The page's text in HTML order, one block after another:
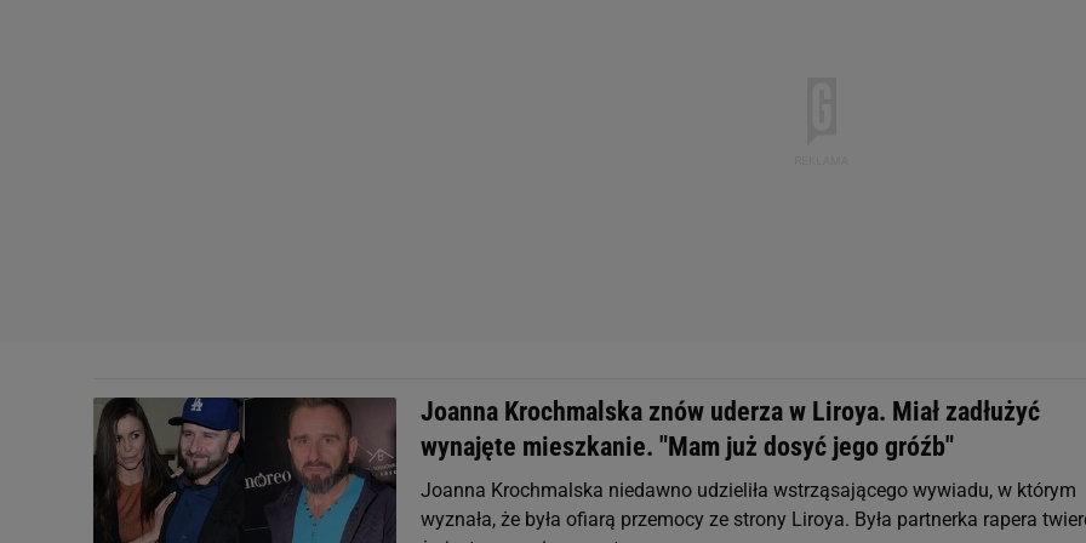
Joanna Krochmalska znów uderza w Liroya. Miał zadłużyć
wynajęte mieszkanie. "Mam już dosyć jego gróźb"
Joanna Krochmalska niedawno udzieliła wstrząsającego wywiadu, w którym
wyznała, że była ofiarą przemocy ze strony Liroya. Była partnerka rapera